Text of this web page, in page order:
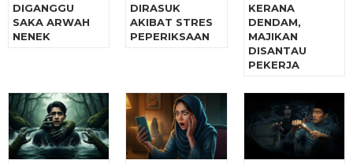
DIGANGGU
SAKA ARWAH
NENEK
DIRASUK
AKIBAT STRES
PEPERIKSAAN
KERANA
DENDAM,
MAJIKAN
DISANTAU
PEKERJA